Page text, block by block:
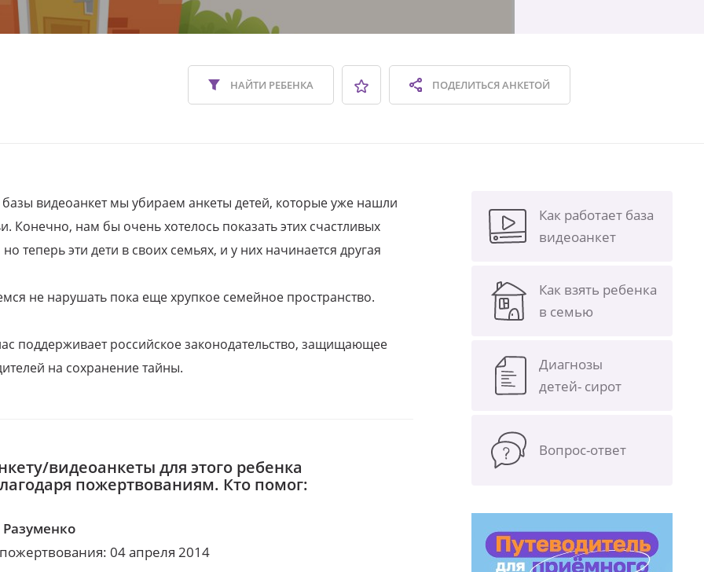
ПОДЕЛИТЬСЯАНКЕТОЙ
НАЙТИ РЕБЕНКА
видеоанкет мы убираем анкеты детей, которые уже нашли
Конечно, нам бы очень хотелось показать этих счастливых
теперь эти дети в своих семьях, и у них начинается другая
не нарушать пока еще хрупкое семейное пространство.
поддерживает российское законодательство, защищающее
на сохранение тайны.
видеоанкеты для этого ребенка
пожертвованиям. Кто помог:
04 апреля 2014
Как работает база
видеоанкет
Как взять ребенка
в семью
Диагнозы
детей- сирот
Вопрос-ответ